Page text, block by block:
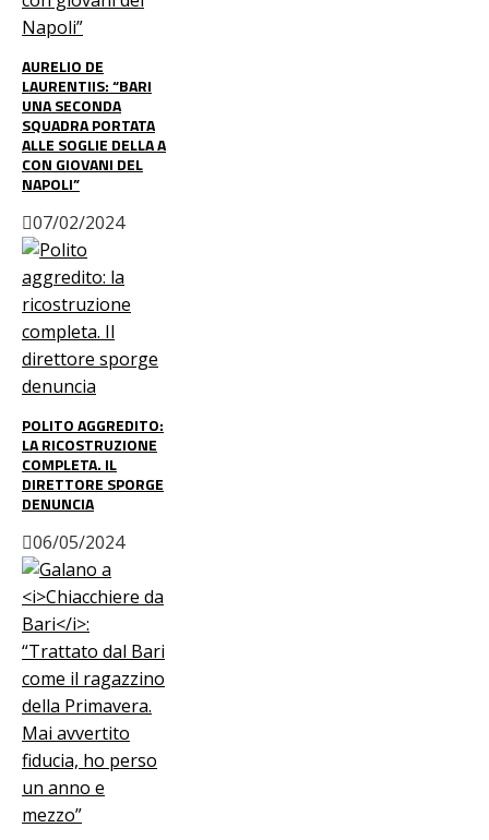
AURELIO DE
LAURENTIIS: “BARI
UNA SECONDA
SQUADRA PORTATA
ALLE SOGLIE DELLA A
CON GIOVANI DEL
NAPOLI”
07/02/2024
POLITO AGGREDITO:
LA RICOSTRUZIONE
COMPLETA. IL
DIRETTORE SPORGE
DENUNCIA
06/05/2024